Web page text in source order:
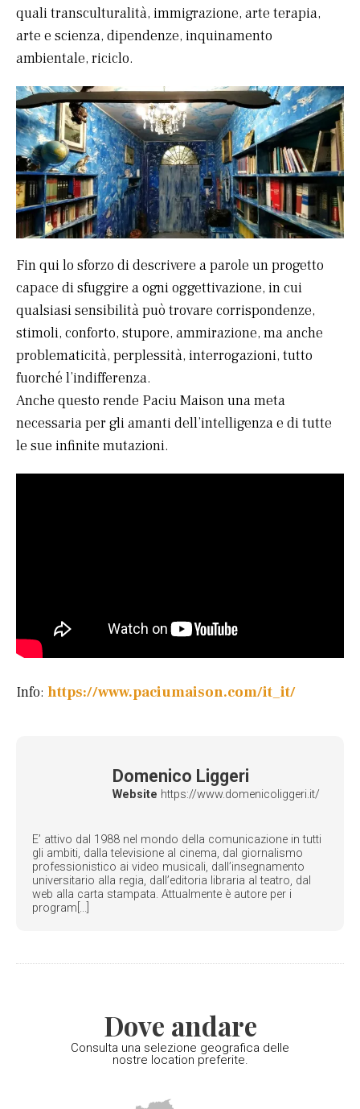
quali transculturalità, immigrazione, arte terapia,
arte e scienza, dipendenze, inquinamento
ambientale, riciclo.
Fin qui lo sforzo di descrivere a parole un progetto
capace di sfuggire a ogni oggettivazione, in cui
qualsiasi sensibilità può trovare corrispondenze,
stimoli, conforto, stupore, ammirazione, ma anche
problematicità, perplessità, interrogazioni, tutto
fuorché l’indifferenza.
Anche questo rende Paciu Maison una meta
necessaria per gli amanti dell’intelligenza e di tutte
le sue infinite mutazioni.
Info: https://www.paciumaison.com/it_it/
Domenico Liggeri
Website https://www.domenicoliggeri.it/
E’ attivo dal 1988 nel mondo della comunicazione in tutti
gli ambiti, dalla televisione al cinema, dal giornalismo
professionistico ai video musicali, dall’insegnamento
universitario alla regia, dall’editoria libraria al teatro, dal
web alla carta stampata. Attualmente è autore per i
program[...]
Dove andare
Consulta una selezione geografica delle
nostre location preferite.